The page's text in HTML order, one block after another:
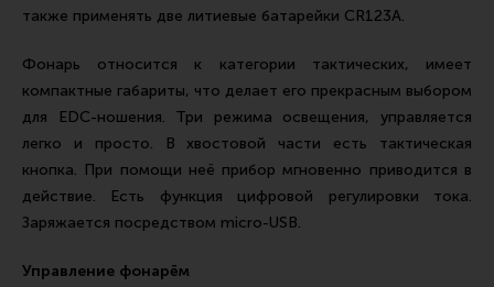
Инструменты и другие аксессуары
Ершики, вишеры, переходники
Патчи
Релоадинг
также применять две литиевые батарейки CR123A.
Фонарь относится к категории тактических, имеет
компактные габариты, что делает его прекрасным выбором
для EDC-ношения. Три режима освещения, управляется
легко и просто. В хвостовой части есть тактическая
кнопка. При помощи неё прибор мгновенно приводится в
действие. Есть функция цифровой регулировки тока.
Заряжается посредством micro-USB.
Управление фонарём